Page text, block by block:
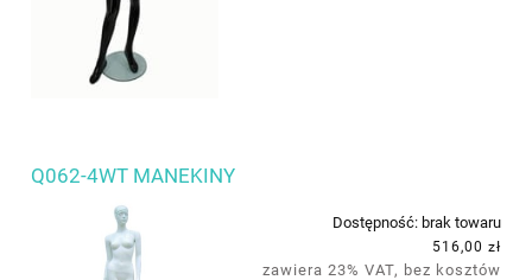
Q062-4WT MANEKINY
Dostępność: brak towaru
516,00 zł
zawiera 23% VAT, bez kosztów